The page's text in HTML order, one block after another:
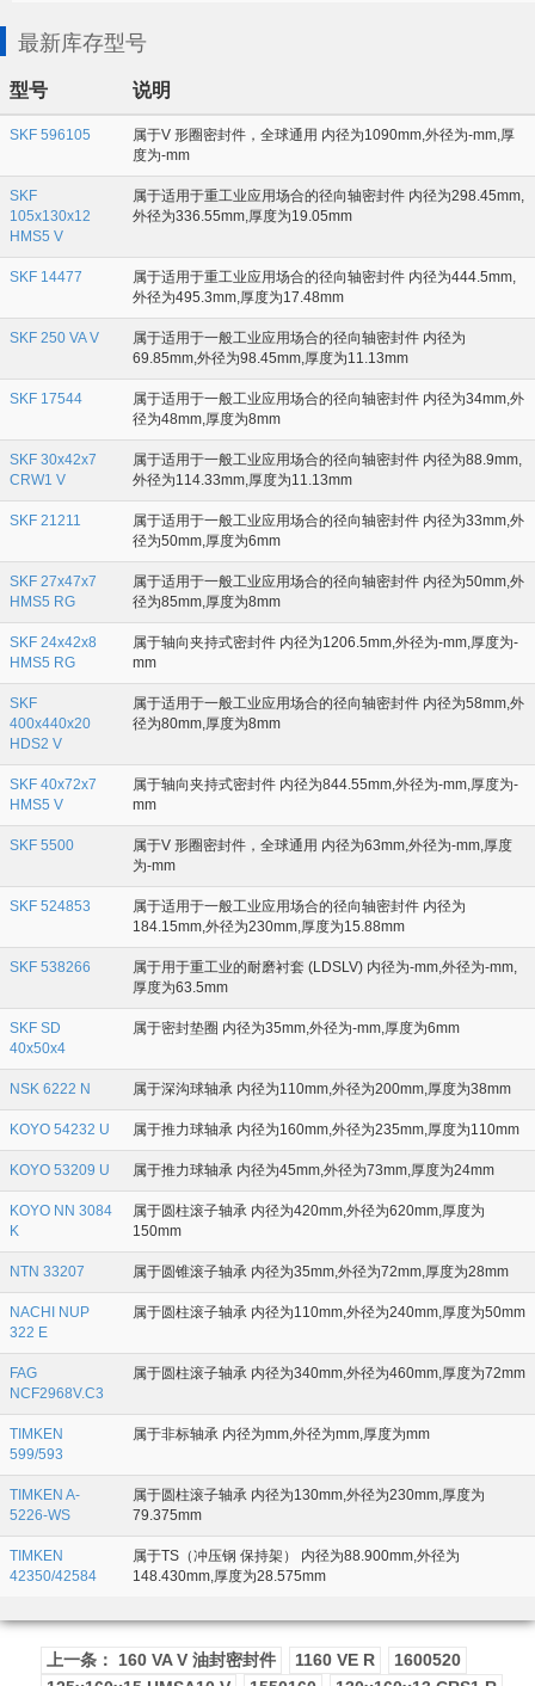
最新库存型号
型号 说明
SKF 596105
属于V 形圈密封件，全球通用 内径为1090mm,外径为-mm,厚
度为-mm
SKF
105x130x12
HMS5 V
属于适用于重工业应用场合的径向轴密封件 内径为298.45mm,
外径为336.55mm,厚度为19.05mm
SKF 14477
属于适用于重工业应用场合的径向轴密封件 内径为444.5mm,
外径为495.3mm,厚度为17.48mm
SKF 250 VA V
属于适用于一般工业应用场合的径向轴密封件 内径为
69.85mm,外径为98.45mm,厚度为11.13mm
SKF 17544
属于适用于一般工业应用场合的径向轴密封件 内径为34mm,外
径为48mm,厚度为8mm
SKF 30x42x7
CRW1 V
属于适用于一般工业应用场合的径向轴密封件 内径为88.9mm,
外径为114.33mm,厚度为11.13mm
SKF 21211
属于适用于一般工业应用场合的径向轴密封件 内径为33mm,外
径为50mm,厚度为6mm
SKF 27x47x7
HMS5 RG
属于适用于一般工业应用场合的径向轴密封件 内径为50mm,外
径为85mm,厚度为8mm
SKF 24x42x8
HMS5 RG
属于轴向夹持式密封件 内径为1206.5mm,外径为-mm,厚度为-
mm
SKF
400x440x20
HDS2 V
属于适用于一般工业应用场合的径向轴密封件 内径为58mm,外
径为80mm,厚度为8mm
SKF 40x72x7
HMS5 V
属于轴向夹持式密封件 内径为844.55mm,外径为-mm,厚度为-
mm
SKF 5500
属于V 形圈密封件，全球通用 内径为63mm,外径为-mm,厚度
为-mm
SKF 524853
属于适用于一般工业应用场合的径向轴密封件 内径为
184.15mm,外径为230mm,厚度为15.88mm
SKF 538266
属于用于重工业的耐磨衬套 (LDSLV) 内径为-mm,外径为-mm,
厚度为63.5mm
SKF SD
40x50x4
属于密封垫圈 内径为35mm,外径为-mm,厚度为6mm
NSK 6222 N 属于深沟球轴承 内径为110mm,外径为200mm,厚度为38mm
KOYO 54232 U 属于推力球轴承 内径为160mm,外径为235mm,厚度为110mm
KOYO 53209 U 属于推力球轴承 内径为45mm,外径为73mm,厚度为24mm
KOYO NN 3084
K
属于圆柱滚子轴承 内径为420mm,外径为620mm,厚度为
150mm
NTN 33207 属于圆锥滚子轴承 内径为35mm,外径为72mm,厚度为28mm
NACHI NUP
322 E
属于圆柱滚子轴承 内径为110mm,外径为240mm,厚度为50mm
FAG
NCF2968V.C3
属于圆柱滚子轴承 内径为340mm,外径为460mm,厚度为72mm
TIMKEN
599/593
属于非标轴承 内径为mm,外径为mm,厚度为mm
TIMKEN A-
5226-WS
属于圆柱滚子轴承 内径为130mm,外径为230mm,厚度为
79.375mm
TIMKEN
42350/42584
属于TS（冲压钢 保持架） 内径为88.900mm,外径为
148.430mm,厚度为28.575mm
上一条： 160 VA V 油封密封件 1160 VE R
1600520